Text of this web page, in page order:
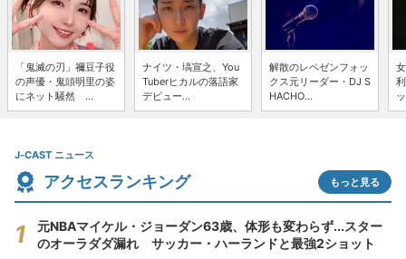
「鬼滅の刃」禰豆子役
の声優・鬼頭明里の姿
にネット騒然 ...
ナイツ・塙宣之、You
Tuberヒカルの落語家
デビュー...
解散のレペゼンフォッ
クス元リーダー・DJ S
HACHO...
J-CAST ニュース
アクセスランキング もっと見る
元NBAマイケル・ジョーダン63歳、体形も変わらず...スター
のオーラダダ漏れ サッカー・ハーランドと最強2ショット